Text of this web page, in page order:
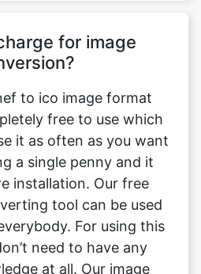
free to use which
it as often as you want
a single penny and it
installation. Our free
tool can be used
For using this
need to have any
at all. Our image
free and online,
to use you just have to
file and you will get a